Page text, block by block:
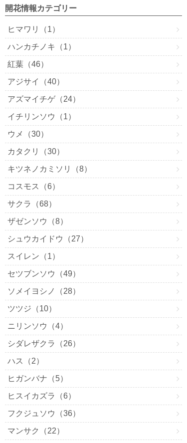
開花情報カテゴリー
ヒマワリ（1）
ハンカチノキ（1）
紅葉（46）
アジサイ（40）
アズマイチゲ（24）
イチリンソウ（1）
ウメ（30）
カタクリ（30）
キツネノカミソリ（8）
コスモス（6）
サクラ（68）
ザゼンソウ（8）
シュウカイドウ（27）
スイレン（1）
セツブンソウ（49）
ソメイヨシノ（28）
ツツジ（10）
ニリンソウ（4）
シダレザクラ（26）
ハス（2）
ヒガンバナ（5）
ヒスイカズラ（6）
フクジュソウ（36）
マンサク（22）